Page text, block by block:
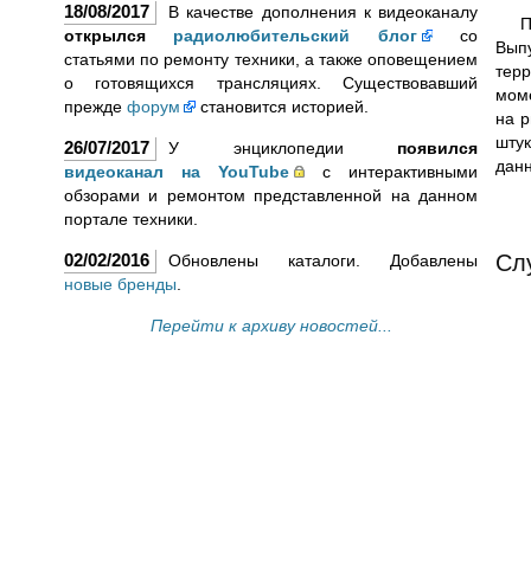
18/08/2017
В качестве дополнения к видеоканалу
открылся радиолюбительский блог
со
статьями по ремонту техники, а также оповещением
о готовящихся трансляциях. Существовавший
прежде форум становится историей.
26/07/2017 У энциклопедии появился
видеоканал на YouTube
с интерактивными
обзорами и ремонтом представленной на данном
портале техники.
02/02/2016
Обновлены каталоги. Добавлены
новые бренды
Перейти к архиву новостей...
на